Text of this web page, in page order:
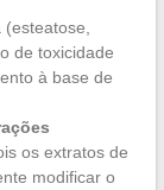
de toxicidade
à base de
os extratos de
modificar o